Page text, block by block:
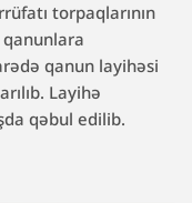
torpaqlarının
qanunlara
qanun layihəsi
Layihə
qəbul edilib.